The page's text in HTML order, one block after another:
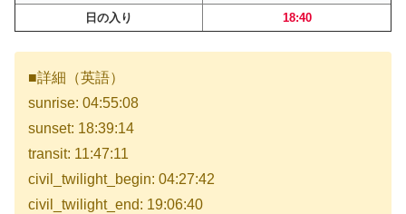
日の入り
18:40
■詳細（英語）
sunrise: 04:55:08
sunset: 18:39:14
transit: 11:47:11
civil_twilight_begin: 04:27:42
civil_twilight_end: 19:06:40